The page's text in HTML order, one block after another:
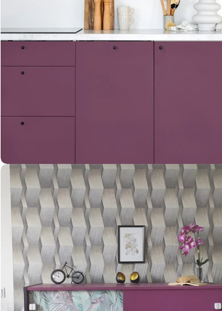
Öffnen Sie das Medium 3 im Modalformat